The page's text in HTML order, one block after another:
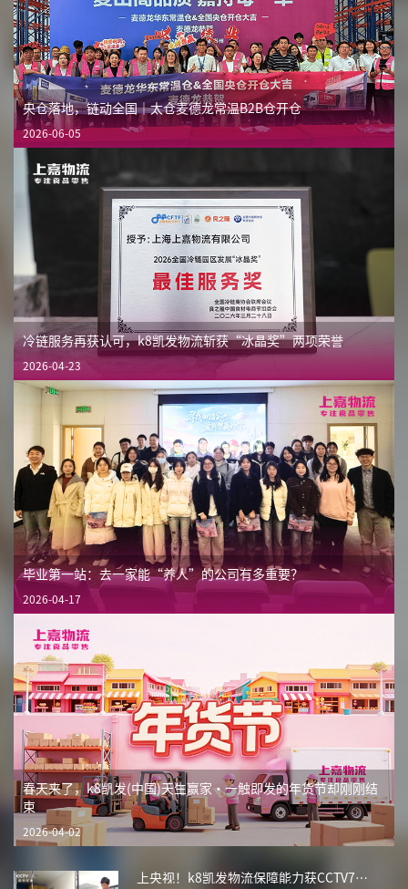
央仓落地，链动全国｜太仓麦德龙常温B2B仓开仓
2026-06-05
冷链服务再获认可，k8凯发物流斩获“冰晶奖”两项荣誉
2026-04-23
毕业第一站：去一家能“养人”的公司有多重要？
2026-04-17
春天来了，k8凯发(中国)天生赢家·一触即发的年货节却刚刚结
束
2026-04-02
上央视！k8凯发物流保障能力获CCTV7报道